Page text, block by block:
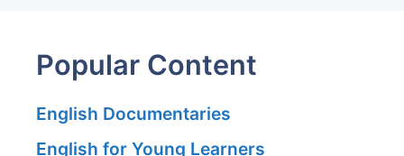
Popular Content
English Documentaries
English for Young Learners